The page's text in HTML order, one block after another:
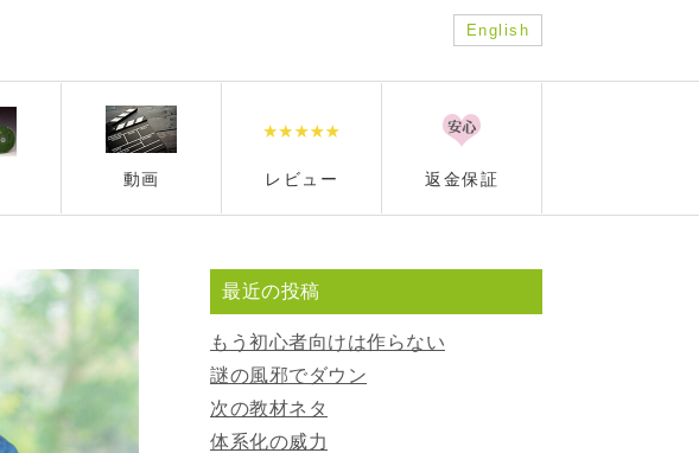
English
動画 レビュー 返金保証
最近の投稿
もう初心者向けは作らない
謎の風邪でダウン
次の教材ネタ
体系化の威力